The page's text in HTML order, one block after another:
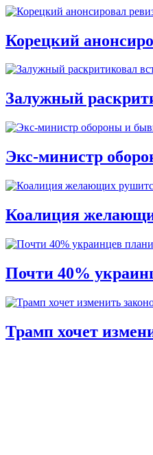
Корецкий
Залужный
Экс-министр
Коалиция
Почти 40%
Трамп хочет